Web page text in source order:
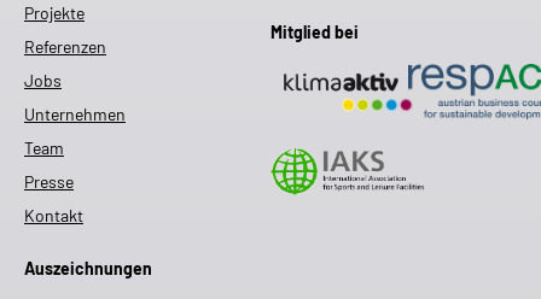
Projekte
Referenzen
Jobs
Unternehmen
Team
Presse
Kontakt
Mitglied bei
Auszeichnungen